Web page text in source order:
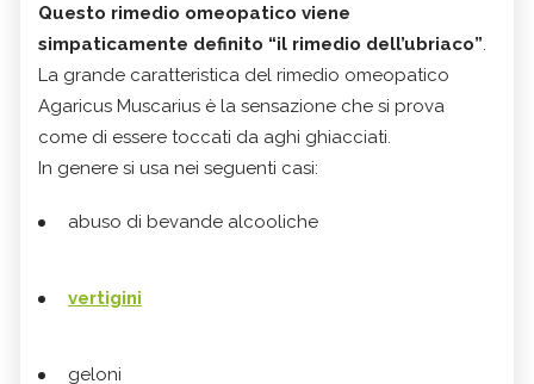
Questo rimedio omeopatico viene
simpaticamente definito “il rimedio dell’ubriaco”
La grande caratteristica del rimedio omeopatico
Agaricus Muscarius è la sensazione che si prova
come di essere toccati da aghi ghiacciati.
In genere si usa nei seguenti casi:
abuso di bevande alcooliche
vertigini
geloni